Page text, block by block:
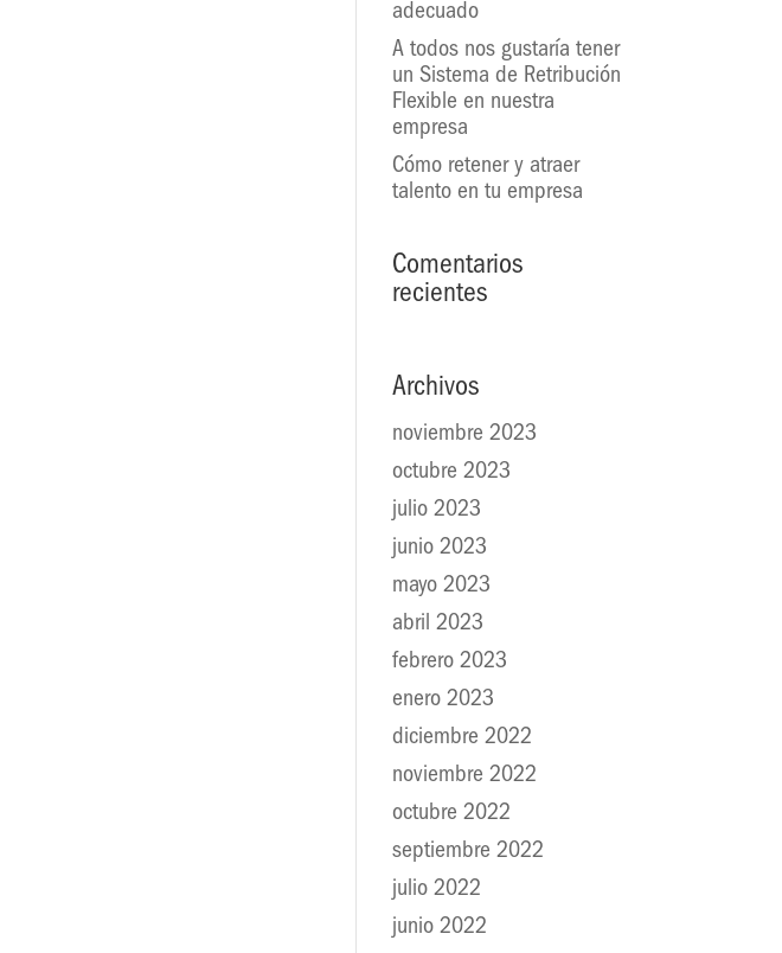
adecuado
A todos nos gustaría tener
un Sistema de Retribución
Flexible en nuestra
empresa
Cómo retener y atraer
talento en tu empresa
Comentarios
recientes
Archivos
noviembre 2023
octubre 2023
julio 2023
junio 2023
mayo 2023
abril 2023
febrero 2023
enero 2023
diciembre 2022
noviembre 2022
octubre 2022
septiembre 2022
julio 2022
junio 2022